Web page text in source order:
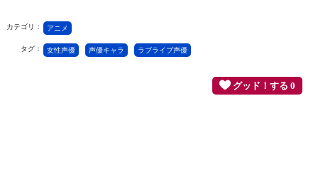
カテゴリ： アニメ
タグ： 女性声優 声優キャラ ラブライブ声優
グッド！する 0